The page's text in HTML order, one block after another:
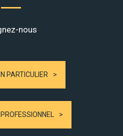
nous
PARTICULIER